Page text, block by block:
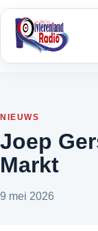
NIEUWS
Joep
Markt
9 mei 2026